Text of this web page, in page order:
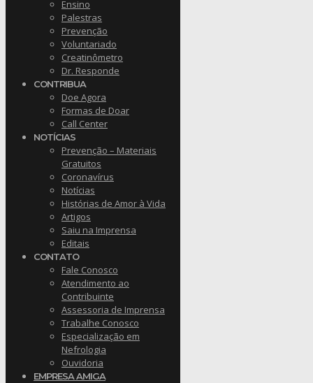
Ensino
Palestras
Prevenção
Voluntariado
Creatinômetro
Dr. Responde
CONTRIBUA
Doe Agora
Formas de Doar
Call Center
NOTÍCIAS
Prevenção – Materiais
Gratuitos
Coronavírus
Notícias
Histórias de Amor à Vida
Artigos
Saiu na Imprensa
Editais
CONTATO
Fale Conosco
Atendimento ao
Contribuinte
Assessoria de Imprensa
Trabalhe Conosco
Especialização em
Nefrologia
Ouvidoria
EMPRESA AMIGA